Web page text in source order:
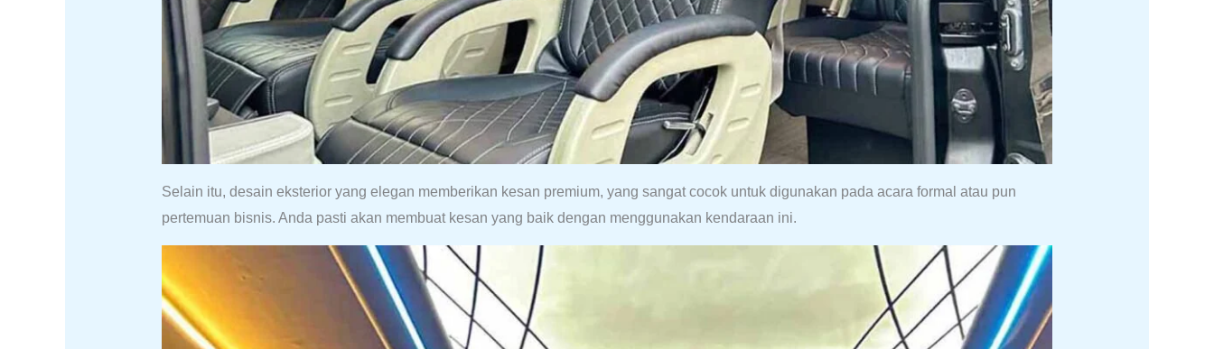
Selain itu, desain eksterior yang elegan memberikan kesan premium, yang sangat cocok untuk digunakan pada acara formal atau pun
pertemuan bisnis. Anda pasti akan membuat kesan yang baik dengan menggunakan kendaraan ini.